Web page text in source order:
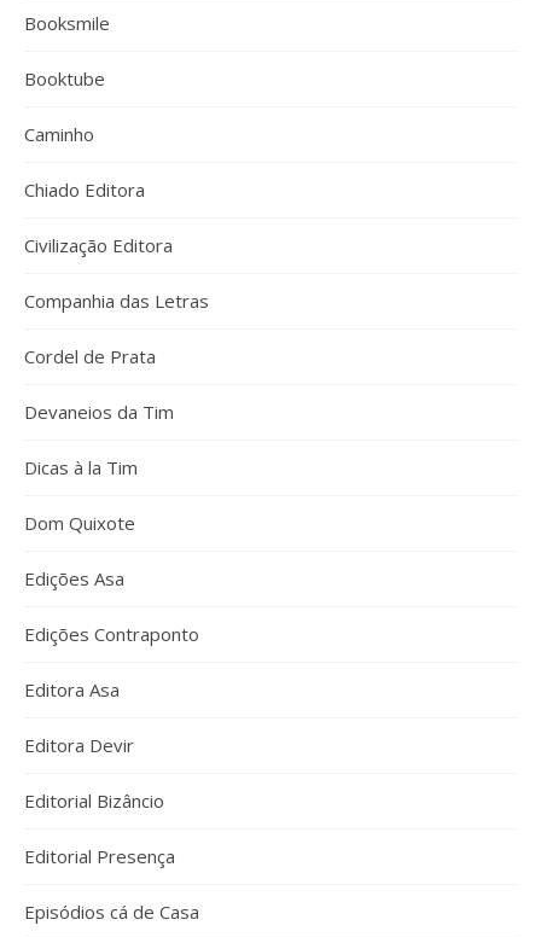
Booksmile
Booktube
Caminho
Chiado Editora
Civilização Editora
Companhia das Letras
Cordel de Prata
Devaneios da Tim
Dicas à la Tim
Dom Quixote
Edições Asa
Edições Contraponto
Editora Asa
Editora Devir
Editorial Bizâncio
Editorial Presença
Episódios cá de Casa